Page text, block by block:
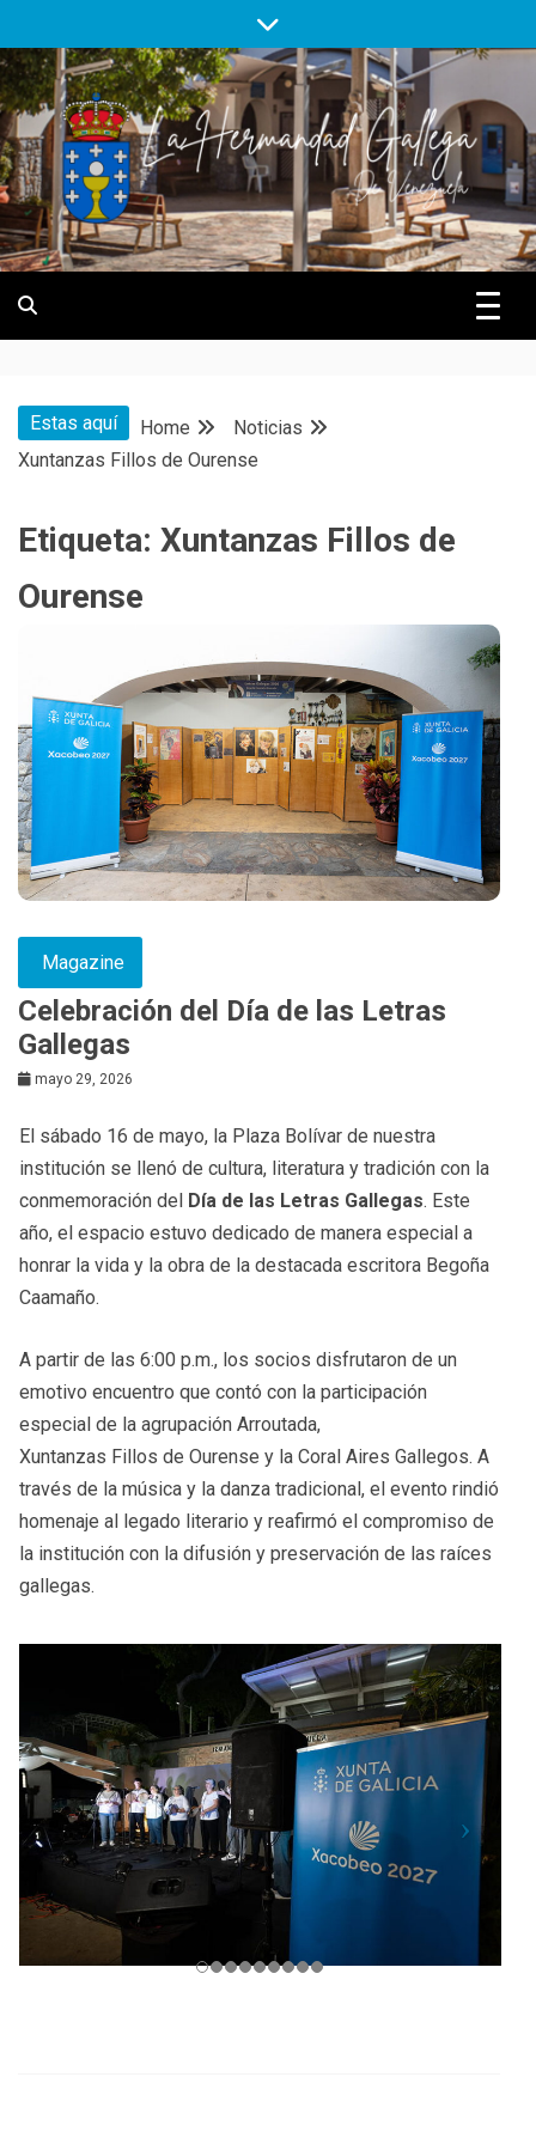
to
content
Hermandad
Venezuela
Hermandad Gallega de Venezuela
Estas aquí Home
Noticias
Xuntanzas Fillos de Ourense
Etiqueta: Xuntanzas Fillos de
Ourense
Magazine
Celebración del Día de las Letras
Gallegas
mayo 29, 2026
El sábado 16 de mayo, la Plaza Bolívar de nuestra
institución se llenó de cultura, literatura y tradición con la
conmemoración del
Día de las Letras Gallegas. Este
año, el espacio estuvo dedicado de manera especial a
honrar la vida y la obra de la destacada escritora Begoña
Caamaño.
A partir de las 6:00 p.m., los socios disfrutaron de un
emotivo encuentro que contó con la participación
especial de la agrupación Arroutada,
Xuntanzas Fillos de Ourense y la Coral Aires Gallegos. A
través de la música y la danza tradicional, el evento rindió
homenaje al legado literario y reafirmó el compromiso de
la institución con la difusión y preservación de las raíces
gallegas.